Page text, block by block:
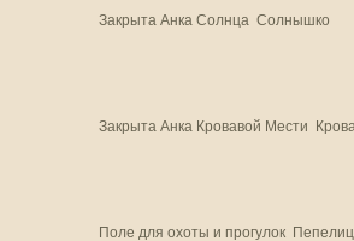
Закрыта Анка Солнца Солнышко
Закрыта Анка Кровавой Мести
Поле для охоты и прогулок